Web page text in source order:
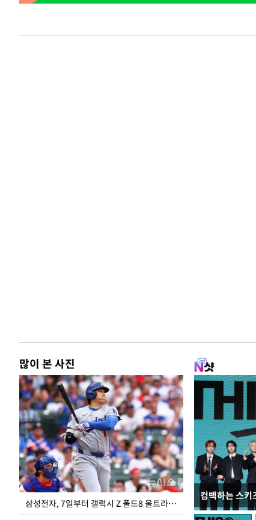
많이 본 사진
삼성전자, 7일부터 갤럭시 Z 폴드8 울트라·폴드8·플립8 출시
컴백하는 스키
입추 하루 앞
폭염